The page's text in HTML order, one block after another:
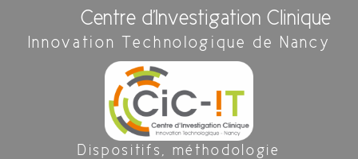
Centre d'Investigation Clinique
Innovation Technologique de Nancy
Dispositifs, méthodologie